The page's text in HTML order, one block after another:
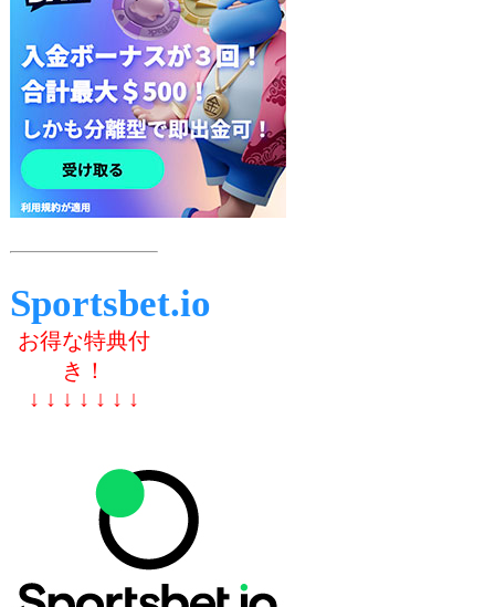
Sportsbet.io
お得な特典付
き！
↓ ↓ ↓ ↓ ↓ ↓ ↓